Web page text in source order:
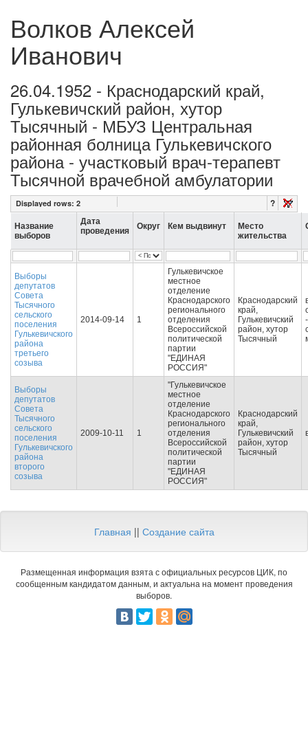
Волков Алексей
Иванович
26.04.1952 - Краснодарский край,
Гулькевичский район, хутор
Тысячный - МБУЗ Центральная
районная болница Гулькевичского
района - участковый врач-терапевт
Тысячной врачебной амбулатории
Displayed rows: 2 ?
Название
выборов
Дата
проведения
Округ Кем выдвинут
Место
жительства
Выборы
депутатов
Совета
Тысячного
сельского
поселения
Гулькевичского
района
третьего
созыва
2014-09-14 1
Гулькевичское
местное
отделение
Краснодарского
регионального
отделения
Всероссийской
политической
партии
"ЕДИНАЯ
РОССИЯ"
Краснодарский
край,
Гулькевичский
район, хутор
Тысячный
-
Выборы
депутатов
Совета
Тысячного
сельского
поселения
Гулькевичского
района
второго
созыва
2009-10-11 1
"Гулькевичское
местное
отделение
Краснодарского
регионального
отделения
Всероссийской
политической
партии
"ЕДИНАЯ
РОССИЯ"
Краснодарский
край,
Гулькевичский
район, хутор
Тысячный
Главная || Создание сайта
Размещенная информация взята с официальных ресурсов ЦИК, по
сообщенным кандидатом данным, и актуальна на момент проведения
выборов.